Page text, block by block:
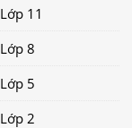
Lớp 11
Lớp 8
Lớp 5
Lớp 2